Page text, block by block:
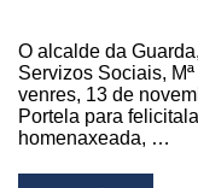
O alcalde da
Servizos Sociais,
venres, 13 de
Portela para
homenaxeada, …